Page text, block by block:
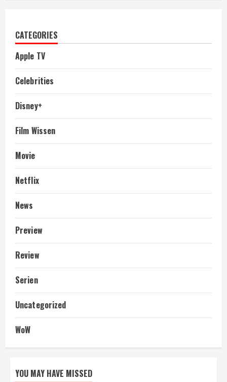
CATEGORIES
Apple TV
Celebrities
Disney+
Film Wissen
Movie
Netflix
News
Preview
Review
Serien
Uncategorized
WoW
YOU MAY HAVE MISSED